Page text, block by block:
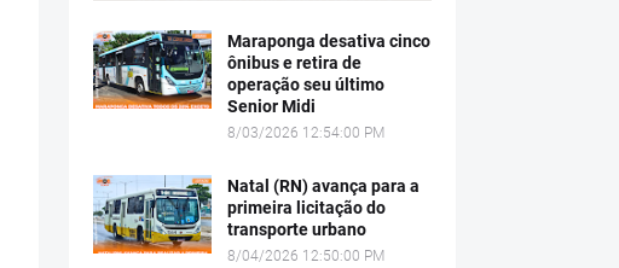
Maraponga desativa cinco
ônibus e retira de
operação seu último
Senior Midi
8/03/2026 12:54:00 PM
Natal (RN) avança para a
primeira licitação do
transporte urbano
8/04/2026 12:50:00 PM